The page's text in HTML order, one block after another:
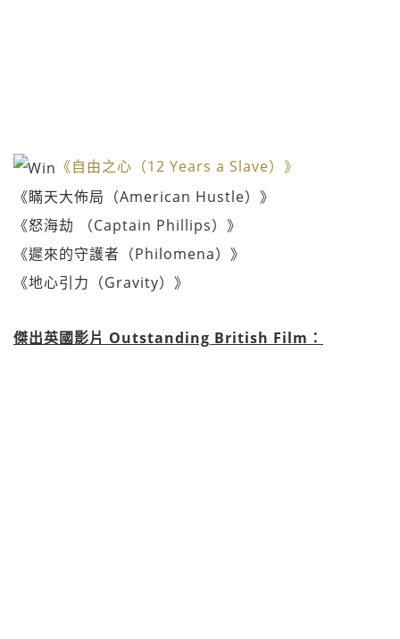
《自由之心（12 Years a Slave）》
《瞞天大佈局（American Hustle）》
《怒海劫 （Captain Phillips）》
《遲來的守護者（Philomena）》
《地心引力（Gravity）》
傑出英國影片 Outstanding British Film ：